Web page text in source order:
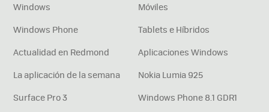
Windows
Móviles
Windows Phone
Tablets e Híbridos
Actualidad en Redmond
Aplicaciones Windows
La aplicación de la semana
Nokia Lumia 925
Surface Pro 3
Windows Phone 8.1 GDR1